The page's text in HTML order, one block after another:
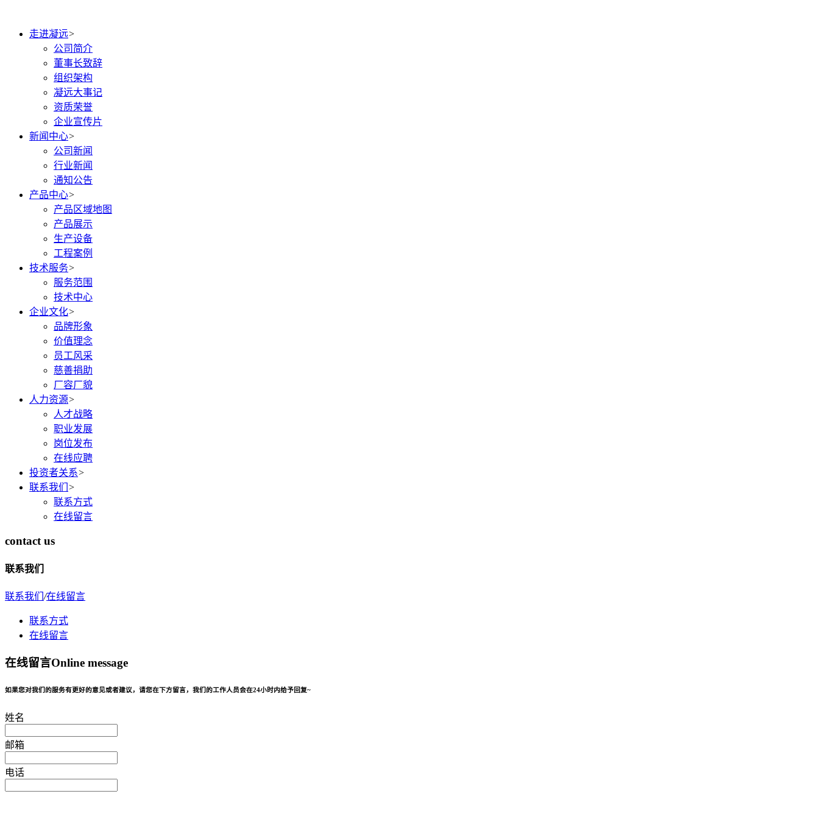
走进凝远>
公司简介
董事长致辞
组织架构
凝远大事记
资质荣誉
企业宣传片
新闻中心>
公司新闻
行业新闻
通知公告
产品中心>
产品区域地图
产品展示
生产设备
工程案例
技术服务>
服务范围
技术中心
企业文化>
品牌形象
价值理念
员工风采
慈善捐助
厂容厂貌
人力资源>
人才战略
职业发展
岗位发布
在线应聘
投资者关系>
联系我们 >
联系方式
在线留言
contact us
联系我们
联系我们 /在线留言
联系方式
在线留言
在线留言Online message
如果您对我们的服务有更好的意见或者建议，请您在下方留言，我们的工作人员会在24小时内给予回复~
姓名
邮箱
电话